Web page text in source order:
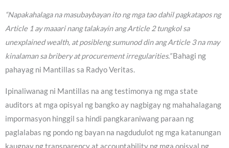
“Napakahalaga na masubaybayan ito ng mga tao dahil pagkatapos ng
Article 1 ay maaari nang talakayin ang Article 2 tungkol sa
unexplained wealth, at posibleng sumunod din ang Article 3 na may
kinalaman sa bribery at procurement irregularities.”Bahagi ng
pahayag ni Mantillas sa Radyo Veritas.
Ipinaliwanag ni Mantillas na ang testimonya ng mga state
auditors at mga opisyal ng bangko ay nagbigay ng mahahalagang
impormasyon hinggil sa hindi pangkaraniwang paraan ng
paglalabas ng pondo ng bayan na nagdudulot ng mga katanungan
kaugnay ng transparency at accountability ng mga opisyal ng